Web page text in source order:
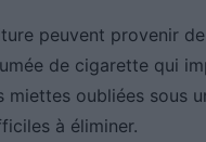
peuvent provenir
de cigarette qui
oubliées sous
à éliminer.